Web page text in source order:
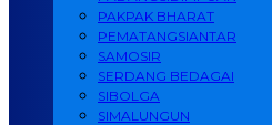
PAKPAK BHARAT
PEMATANGSIANTAR
SAMOSIR
SERDANG BEDAGAI
SIBOLGA
SIMALUNGUN